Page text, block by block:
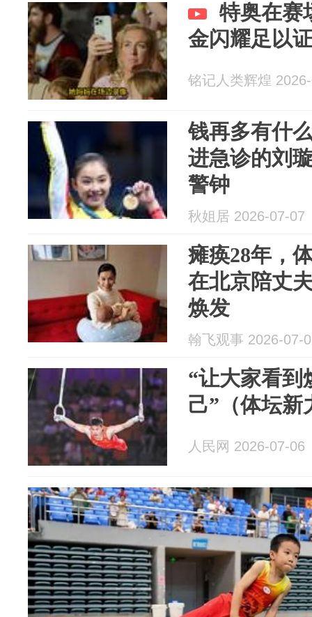
特奥在赛
金闪耀足以
铭记人类辉煌
钱再多有什
进急诊的刘
警钟
秋姐居 2026-07-07
瘫痪28年，
在北京陪丈
焕发
翰飞观事 2026-07-
“让大家看到
己”（体坛新
人民网 2026-07-06